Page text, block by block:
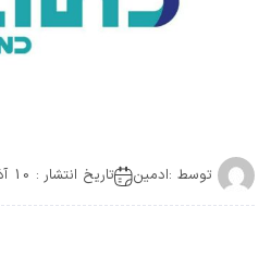
توسط :ادمین تاریخ انتشار : 10 آذر 1402